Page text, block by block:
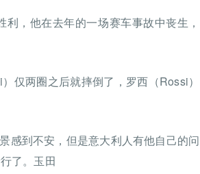
，他在去年的一场赛车事故中丧生，
仅两圈之后就摔倒了，罗西（Rossi）
感到不安，但是意大利人有他自己的问
了。玉田